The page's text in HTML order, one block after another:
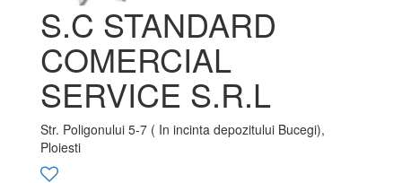
S.C STANDARD
COMERCIAL
SERVICE S.R.L
Str. Poligonului 5-7 ( In incinta depozitului Bucegi),
Ploiesti